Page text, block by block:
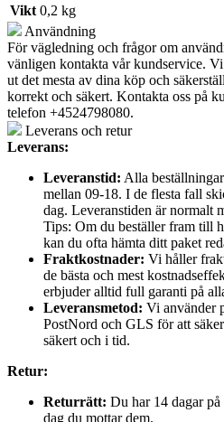
Vikt 0,2 kg
Användning
För vägledning och frågor om
vänligen kontakta vår kundservice.
ut det mesta av dina köp och
korrekt och säkert. Kontakta oss på
telefon +4524798080.
Leverans och retur
Leverans:
Leveranstid: Alla
mellan 09-18. I de flesta fall
dag. Leveranstiden är normalt
Tips: Om du beställer fram till
kan du ofta hämta ditt paket
Fraktkostnader: Vi håller
de bästa och mest
erbjuder alltid full garanti på
Leveransmetod: Vi använder
PostNord och GLS för att
säkert och i tid.
Retur:
Returrätt: Du har 14 dagar
dag du mottar dem.